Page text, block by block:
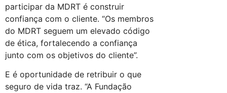
participar da MDRT é construir
confiança com o cliente. “Os membros
do MDRT seguem um elevado código
de ética, fortalecendo a confiança
junto com os objetivos do cliente”.
E é oportunidade de retribuir o que
seguro de vida traz. “A Fundação